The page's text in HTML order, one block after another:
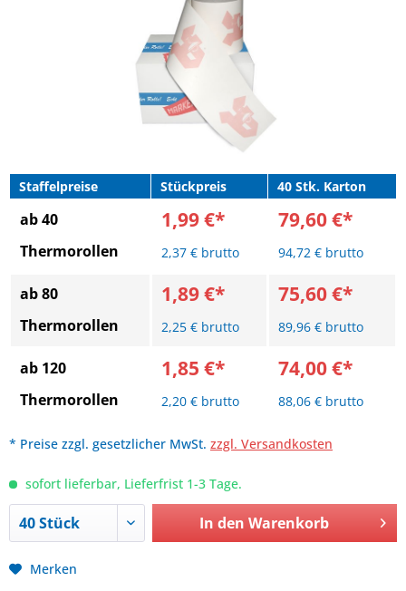
Staffelpreise Stückpreis 40 Stk. Karton
ab 40
Thermorollen
1,99 €*
2,37 € brutto
79,60 €*
94,72 € brutto
ab 80
Thermorollen
1,89 €*
2,25 € brutto
75,60 €*
89,96 € brutto
ab 120
Thermorollen
1,85 €*
2,20 € brutto
74,00 €*
88,06 € brutto
* Preise zzgl. gesetzlicher MwSt. zzgl. Versandkosten
sofort lieferbar, Lieferfrist 1-3 Tage.
In den Warenkorb
Merken